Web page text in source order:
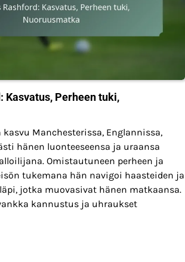
Kasvatus, Perheen tuki,
Manchesterissa, Englannissa,
hänen luonteeseensa ja uraansa
Omistautuneen perheen ja
tukemana hän navigoi haasteiden ja
jotka muovasivat hänen matkaansa.
kannustus ja uhraukset